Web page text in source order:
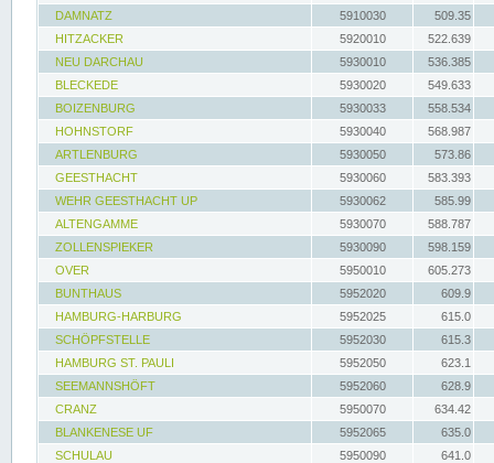
DAMNATZ
5910030
509.35
HITZACKER
5920010
522.639
NEU DARCHAU
5930010
536.385
BLECKEDE
5930020
549.633
BOIZENBURG
5930033
558.534
HOHNSTORF
5930040
568.987
ARTLENBURG
5930050
573.86
GEESTHACHT
5930060
583.393
WEHR GEESTHACHT UP
5930062
585.99
ALTENGAMME
5930070
588.787
ZOLLENSPIEKER
5930090
598.159
OVER
5950010
605.273
BUNTHAUS
5952020
609.9
HAMBURG-HARBURG
5952025
615.0
SCHÖPFSTELLE
5952030
615.3
HAMBURG ST. PAULI
5952050
623.1
SEEMANNSHÖFT
5952060
628.9
CRANZ
5950070
634.42
BLANKENESE UF
5952065
635.0
SCHULAU
5950090
641.0